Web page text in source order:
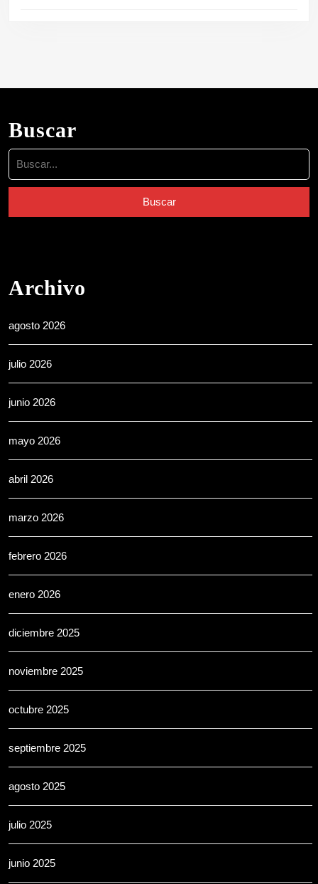
Buscar
Buscar:
Archivo
agosto 2026
julio 2026
junio 2026
mayo 2026
abril 2026
marzo 2026
febrero 2026
enero 2026
diciembre 2025
noviembre 2025
octubre 2025
septiembre 2025
agosto 2025
julio 2025
junio 2025